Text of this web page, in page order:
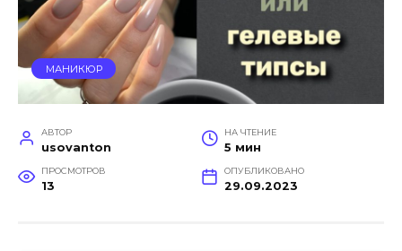
МАНИКЮР
АВТОР
usovanton
НА ЧТЕНИЕ
5 мин
ПРОСМОТРОВ
13
ОПУБЛИКОВАНО
29.09.2023